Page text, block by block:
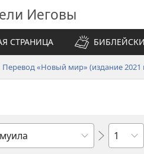
Иеговы
СТРАНИЦА
Перевод «Новый мир» (издание 2021
по
главам